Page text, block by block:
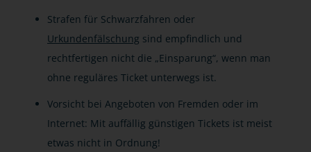
Strafen für Schwarzfahren oder
Urkundenfälschung sind empfindlich und
rechtfertigen nicht die „Einsparung“, wenn man
ohne reguläres Ticket unterwegs ist.
Vorsicht bei Angeboten von Fremden oder im
Internet: Mit auffällig günstigen Tickets ist meist
etwas nicht in Ordnung!